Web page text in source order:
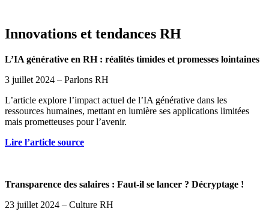
Innovations et tendances RH
L’IA générative en RH : réalités timides et promesses lointaines
3 juillet 2024 – Parlons RH
L’article explore l’impact actuel de l’IA générative dans les
ressources humaines, mettant en lumière ses applications limitées
mais prometteuses pour l’avenir.
Lire l’article source
Transparence des salaires : Faut-il se lancer ? Décryptage !
23 juillet 2024 – Culture RH